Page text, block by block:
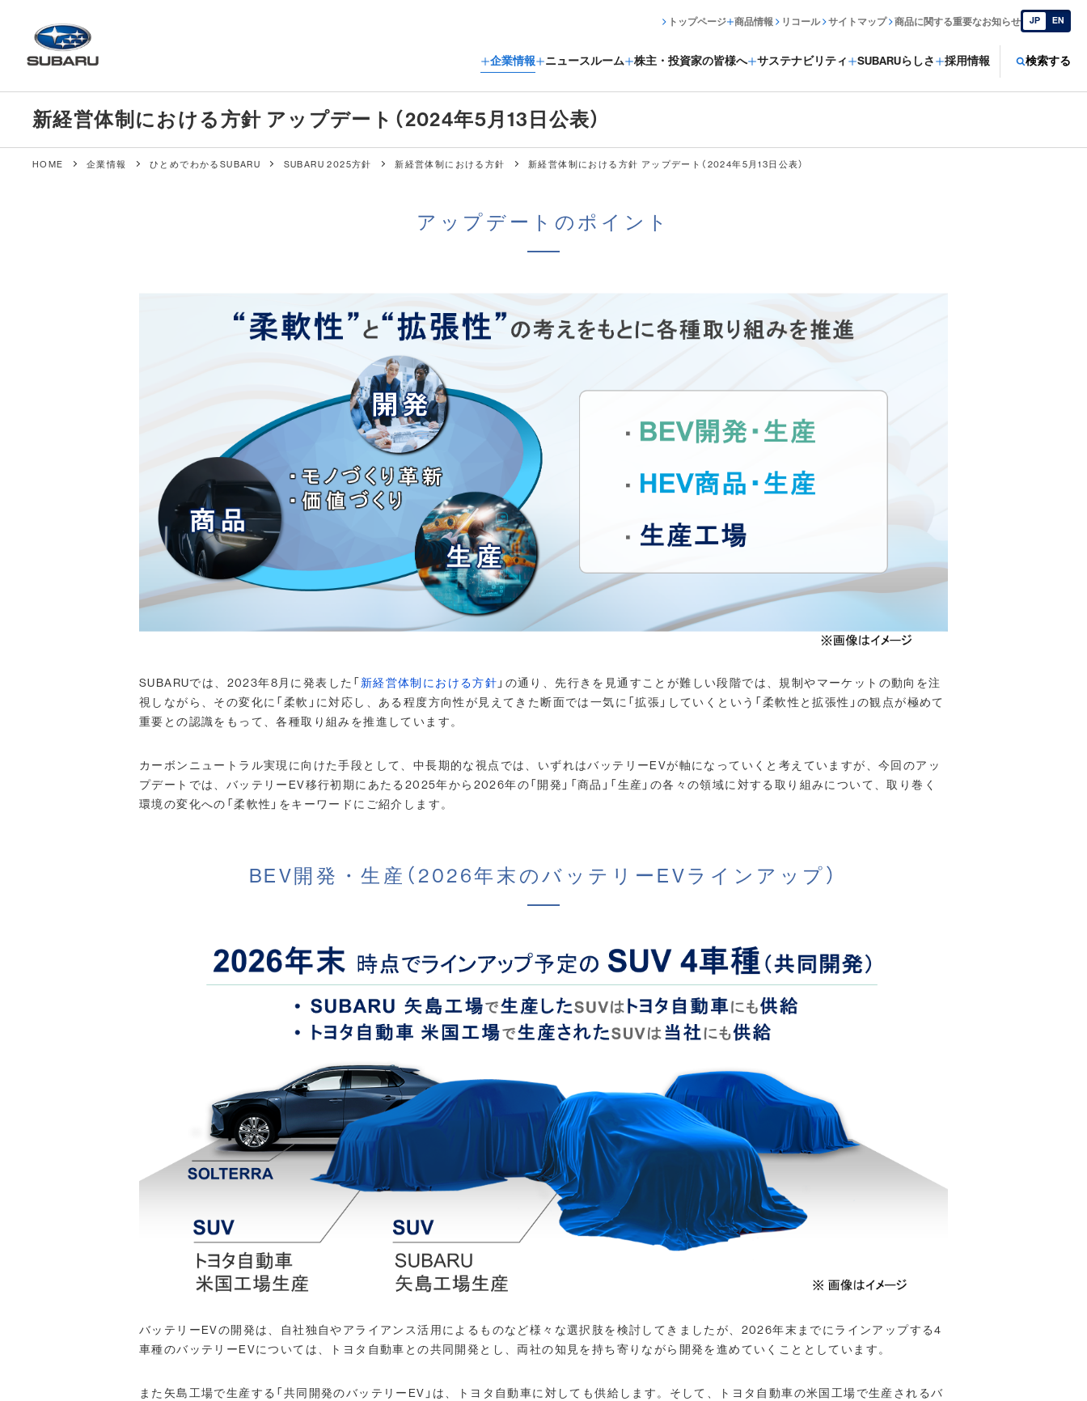
企業情報 ニュースルーム 株主・投資家の皆様へ サステナビリティ SUBARUらしさ 採用情報 検索する
トップページ 商品情報 リコール サイトマップ 商品に関する重要なお知らせ JP EN
新経営体制における方針 アップデート（2024年5月13日公表）
HOME 企業情報 ひとめでわかるSUBARU SUBARU 2025方針 新経営体制における方針 新経営体制における方針 アップデート（2024年5月13日公表）
アップデートのポイント
SUBARUでは、2023年8月に発表した「 新経営体制における方針 」の通り、先行きを見通すことが難しい段階では、規制やマーケットの動向を注
視しながら、その変化に「柔軟」に対応し、ある程度方向性が見えてきた断面では一気に「拡張」していくという「柔軟性と拡張性」の観点が極めて
重要との認識をもって、各種取り組みを推進しています。
カーボンニュートラル実現に向けた手段として、中長期的な視点では、いずれはバッテリーEVが軸になっていくと考えていますが、今回のアッ
プデートでは、バッテリーEV移行初期にあたる2025年から2026年の「開発」「商品」「生産」の各々の領域に対する取り組みについて、取り巻く
環境の変化への「柔軟性」をキーワードにご紹介します。
BEV開発・生産（2026年末のバッテリーEVラインアップ）
バッテリーEVの開発は、自社独自やアライアンス活用によるものなど様々な選択肢を検討してきましたが、2026年末までにラインアップする4
車種のバッテリーEVについては、トヨタ自動車との共同開発とし、両社の知見を持ち寄りながら開発を進めていくこととしています。
また矢島工場で生産する「共同開発のバッテリーEV」は、トヨタ自動車に対しても供給します。そして、トヨタ自動車の米国工場で生産されるバ